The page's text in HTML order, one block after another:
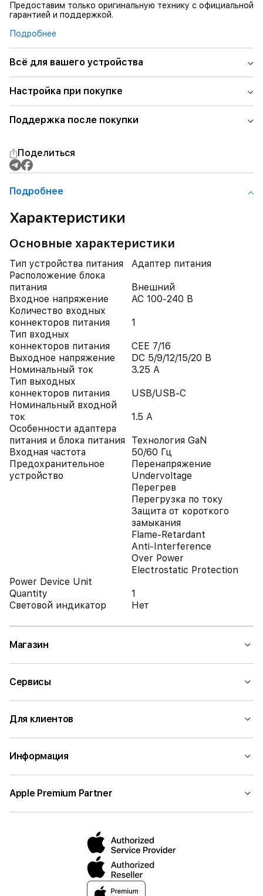
Предоставим только оригинальную технику с официальной
гарантией и поддержкой.
Подробнее
Всё для вашего устройства
Настройка при покупке
Поддержка после покупки
Поделиться
Подробнее
Характеристики
Основные характеристики
Тип устройства питания
Адаптер питания
Расположение блока
питания
Внешний
Входное напряжение
AC 100-240 В
Количество входных
коннекторов питания
1
Тип входных
коннекторов питания
CEE 7/16
Выходное напряжение
DC 5/9/12/15/20 В
Номинальный ток
3.25 А
Тип выходных
коннекторов питания
USB/USB-C
Номинальный входной
ток
1.5 А
Особенности адаптера
питания и блока питания
Технология GaN
Входная частота
50/60 Гц
Предохранительное
устройство
Перенапряжение
Undervoltage
Перегрев
Перегрузка по току
Защита от короткого
замыкания
Flame-Retardant
Anti-Interference
Over Power
Electrostatic Protection
Power Device Unit
Quantity
1
Световой индикатор
Нет
Магазин
Сервисы
Для клиентов
Информация
Apple Premium Partner